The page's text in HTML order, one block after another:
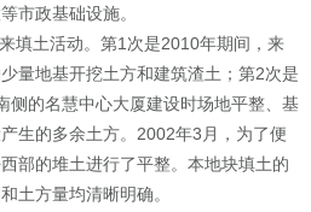
市政基础设施。
填土活动。第1 次是2010年期间，来
量地基开挖土方和建筑渣土；第2次是
侧的名慧中心大厦建设时场地平整、基
生的多余土方。 2002年3 月，为了便
部的堆土进行了平整。本地块填土的
土方量均清晰明确。